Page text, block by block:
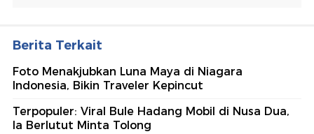
Berita Terkait
Foto Menakjubkan Luna Maya di Niagara
Indonesia, Bikin Traveler Kepincut
Terpopuler: Viral Bule Hadang Mobil di Nusa Dua,
Ia Berlutut Minta Tolong